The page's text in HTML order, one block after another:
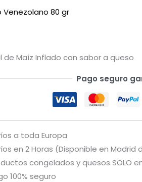
Venezolano 80 gr
de Maíz Inflado con sabor a queso
Pago seguro
a toda Europa
en 2 Horas (Disponible en Madrid
congelados y quesos SOLO
100% seguro